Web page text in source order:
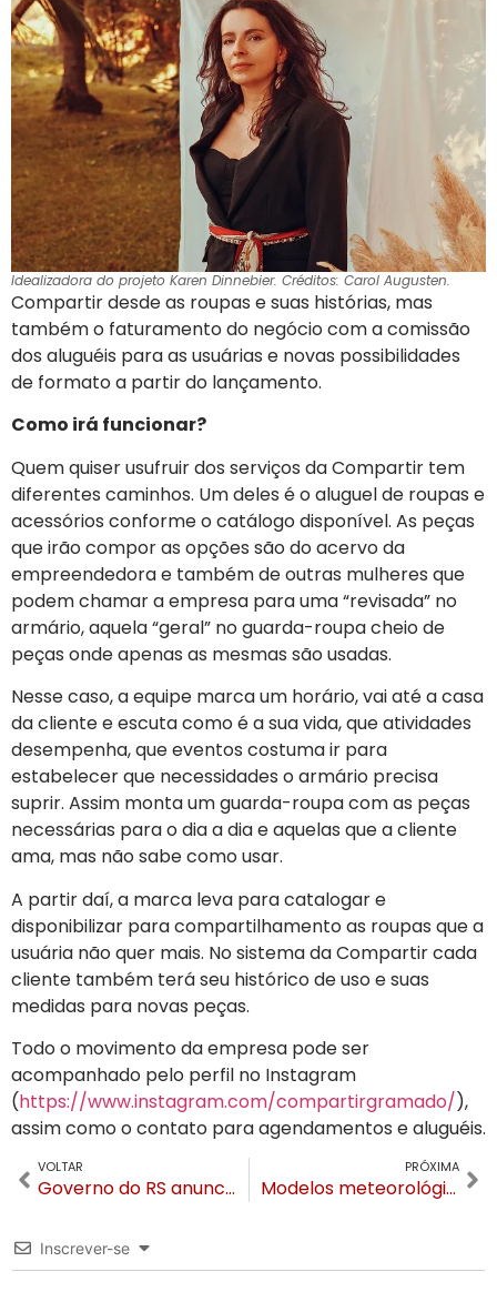
Idealizadora do projeto Karen Dinnebier. Créditos: Carol Augusten.
Compartir desde as roupas e suas histórias, mas
também o faturamento do negócio com a comissão
dos aluguéis para as usuárias e novas possibilidades
de formato a partir do lançamento.
Como irá funcionar?
Quem quiser usufruir dos serviços da Compartir tem
diferentes caminhos. Um deles é o aluguel de roupas e
acessórios conforme o catálogo disponível. As peças
que irão compor as opções são do acervo da
empreendedora e também de outras mulheres que
podem chamar a empresa para uma “revisada” no
armário, aquela “geral” no guarda-roupa cheio de
peças onde apenas as mesmas são usadas.
Nesse caso, a equipe marca um horário, vai até a casa
da cliente e escuta como é a sua vida, que atividades
desempenha, que eventos costuma ir para
estabelecer que necessidades o armário precisa
suprir. Assim monta um guarda-roupa com as peças
necessárias para o dia a dia e aquelas que a cliente
ama, mas não sabe como usar.
A partir daí, a marca leva para catalogar e
disponibilizar para compartilhamento as roupas que a
usuária não quer mais. No sistema da Compartir cada
cliente também terá seu histórico de uso e suas
medidas para novas peças.
Todo o movimento da empresa pode ser
acompanhado pelo perfil no Instagram
(https://www.instagram.com/compartirgramado/),
assim como o contato para agendamentos e aluguéis.
VOLTAR
Governo do RS anuncia prêmio de R$ 1,25 milhão para municípios que mais vacinarem
PRÓXIMA
Modelos meteorológicos apontam possibilidade de neve na Serra Gaúcha
Inscrever-se